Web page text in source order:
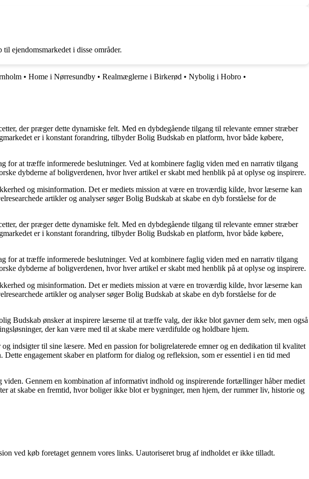
ejendomsmarkedet i disse områder.
• Home i Nørresundby • Realmæglerne i Birkerød • Nybolig i Hobro •
der præger dette dynamiske felt. Med en dybdegående tilgang til relevante emner stræber
er i konstant forandring, tilbyder Bolig Budskab en platform, hvor både købere,
for at træffe informerede beslutninger. Ved at kombinere faglig viden med en narrativ tilgang
dybderne af boligverdenen, hvor hver artikel er skabt med henblik på at oplyse og inspirere.
og misinformation. Det er mediets mission at være en troværdig kilde, hvor læserne kan
artikler og analyser søger Bolig Budskab at skabe en dyb forståelse for de
der præger dette dynamiske felt. Med en dybdegående tilgang til relevante emner stræber
er i konstant forandring, tilbyder Bolig Budskab en platform, hvor både købere,
for at træffe informerede beslutninger. Ved at kombinere faglig viden med en narrativ tilgang
dybderne af boligverdenen, hvor hver artikel er skabt med henblik på at oplyse og inspirere.
og misinformation. Det er mediets mission at være en troværdig kilde, hvor læserne kan
artikler og analyser søger Bolig Budskab at skabe en dyb forståelse for de
Budskab ønsker at inspirere læserne til at træffe valg, der ikke blot gavner dem selv, men også
der kan være med til at skabe mere værdifulde og holdbare hjem.
indsigter til sine læsere. Med en passion for boligrelaterede emner og en dedikation til kvalitet
engagement skaber en platform for dialog og refleksion, som er essentiel i en tid med
Gennem en kombination af informativt indhold og inspirerende fortællinger håber mediet
at skabe en fremtid, hvor boliger ikke blot er bygninger, men hjem, der rummer liv, historie og
ved køb foretaget gennem vores links. Uautoriseret brug af indholdet er ikke tilladt.